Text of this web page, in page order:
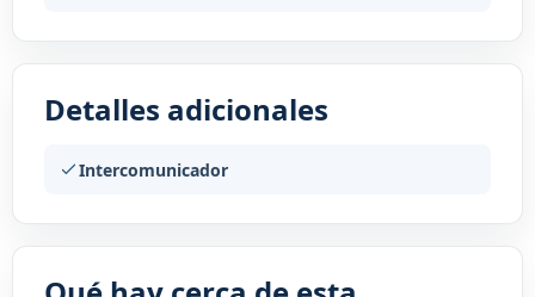
Detalles adicionales
Intercomunicador